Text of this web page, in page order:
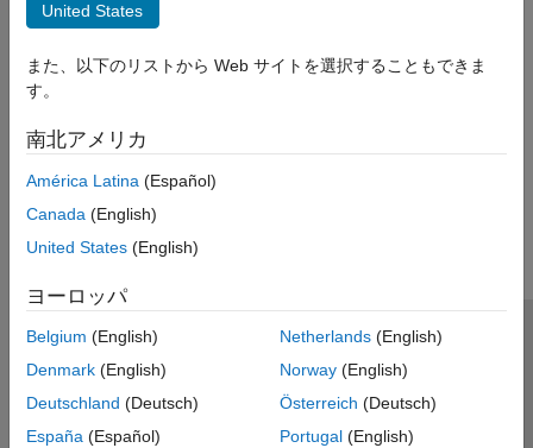
United States
また、以下のリストから Web サイトを選択することもできま
す。
南北アメリカ
América Latina (Español)
Canada (English)
United States (English)
ヨーロッパ
Belgium (English)
Denmark (English)
Deutschland (Deutsch)
España (Español)
Netherlands(English)
Norway(English)
Österreich (Deutsch)
Portugal(English)
トラストセンター
プライバシー ポリシー
違法コピー防止
アプリケーション ステータス
© 1994-2026 The MathWorks, Inc.